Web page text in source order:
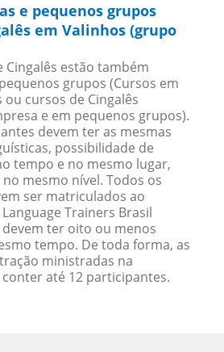
e pequenos grupos
em Valinhos (grupo
Cingalês estão também
grupos (Cursos em
ou cursos de Cingalês
e em pequenos grupos).
devem ter as mesmas
possibilidade de
tempo e no mesmo lugar,
mesmo nível. Todos os
ser matriculados ao
Trainers Brasil
ter oito ou menos
tempo. De toda forma, as
ministradas na
até 12 participantes.